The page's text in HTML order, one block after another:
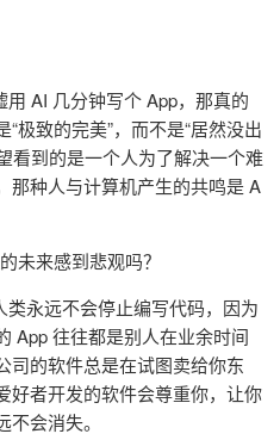
用 AI 几分钟写个 App，那真的
极致的完美”，而不是“居然没出
看到的是一个人为了解决一个难
那种人与计算机产生的共鸣是 A
未来感到悲观吗？
类永远不会停止编写代码，因为
App 往往都是别人在业余时间
司的软件总是在试图卖给你东
好者开发的软件会尊重你，让你
会消失。